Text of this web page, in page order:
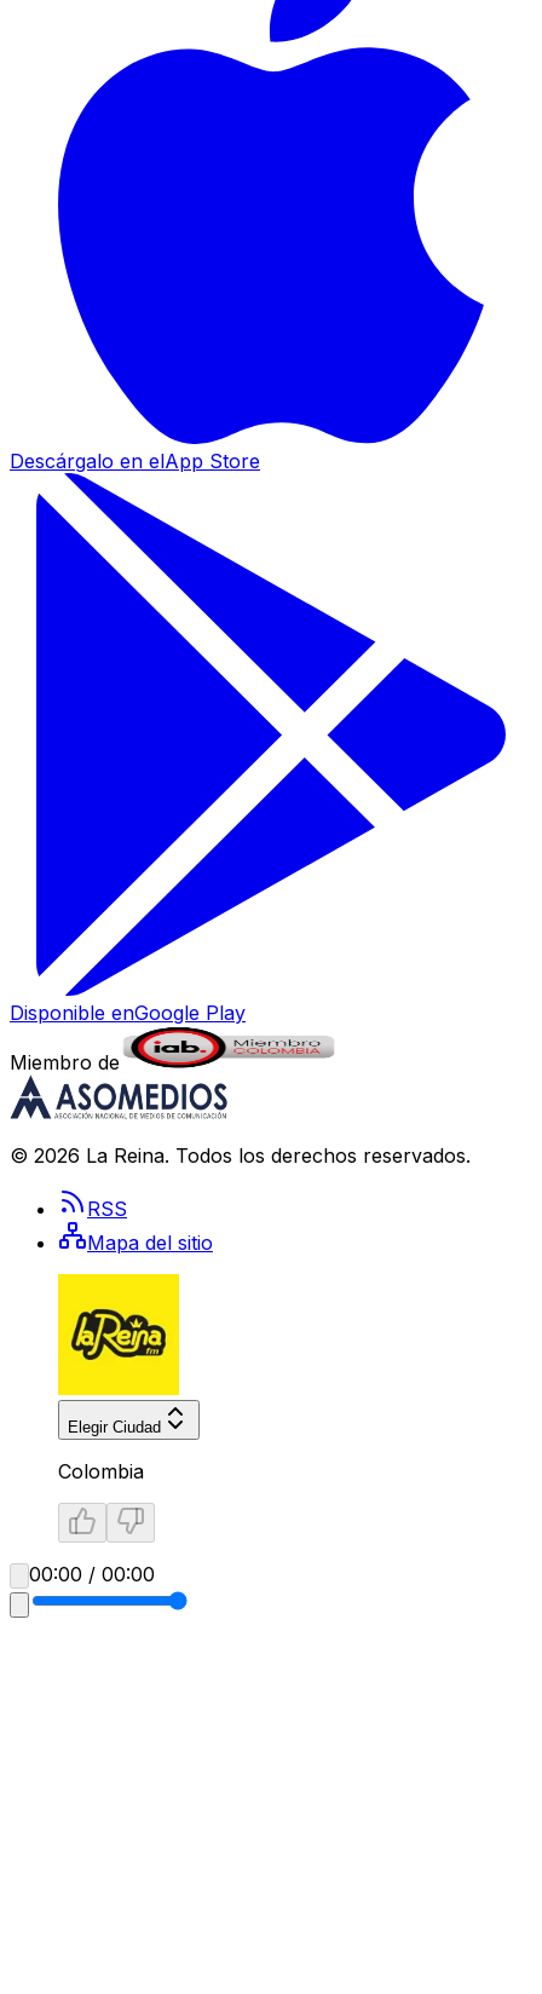
Descárgalo en elApp Store
Disponible enGoogle Play
Miembro de
© 2026 La Reina. Todos los derechos reservados.
RSS
Mapa del sitio
Elegir Ciudad
Colombia
00:00 / 00:00